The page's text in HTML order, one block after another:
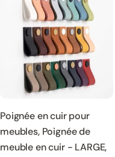
Poignée en cuir pour
meubles, Poignée de
meuble en cuir - LARGE,